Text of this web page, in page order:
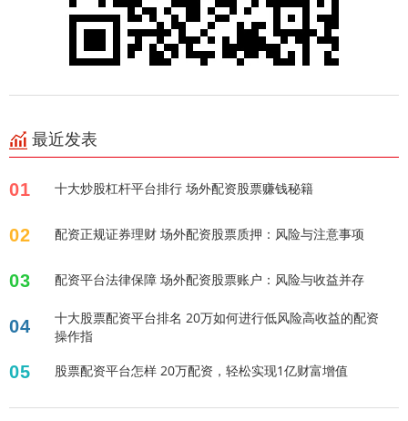
最近发表
01 十大炒股杠杆平台排行 场外配资股票赚钱秘籍
02 配资正规证券理财 场外配资股票质押：风险与注意事项
03 配资平台法律保障 场外配资股票账户：风险与收益并存
04
十大股票配资平台排名 20万如何进行低风险高收益的配资
操作指
05 股票配资平台怎样 20万配资，轻松实现1亿财富增值